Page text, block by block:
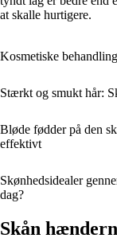
at skalle hurtigere.
Kosmetiske
Stærkt og smukt hår:
Bløde fødder på den
effektivt
Skønhedsidealer
dag?
Skån